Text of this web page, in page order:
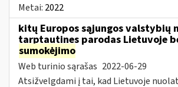
Metai: 2022
kitų Europos sąjungos valstybių
tarptautines parodas Lietuvoje
sumokėjimo
Web turinio sąrašas 2022-06-29
Atsižvelgdami į tai, kad Lietuvoje